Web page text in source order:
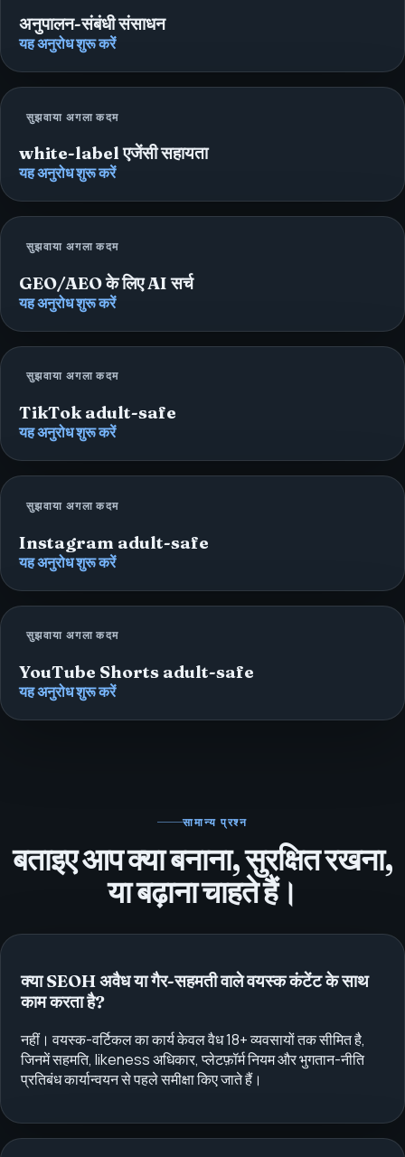
अनुपालन-संबंधी संसाधन
यह अनुरोध शुरू करें
सुझवाया अगला कदम
white-label एजेंसी सहायता
यह अनुरोध शुरू करें
सुझवाया अगला कदम
GEO/AEO के लिए AI सर्च
यह अनुरोध शुरू करें
सुझवाया अगला कदम
TikTok adult-safe
यह अनुरोध शुरू करें
सुझवाया अगला कदम
Instagram adult-safe
यह अनुरोध शुरू करें
सुझवाया अगला कदम
YouTube Shorts adult-safe
यह अनुरोध शुरू करें
सामान्य प्रश्न
बताइए आप क्या बनाना, सुरक्षित रखना,
या बढ़ाना चाहते हैं।
क्या SEOH अवैध या गैर-सहमती वाले वयस्क कंटेंट के साथ
काम करता है?
नहीं। वयस्क-वर्टिकल का कार्य केवल वैध 18+ व्यवसायों तक सीमित है,
जिनमें सहमति, likeness अधिकार, प्लेटफ़ॉर्म नियम और भुगतान-नीति
प्रतिबंध कार्यान्वयन से पहले समीक्षा किए जाते हैं।